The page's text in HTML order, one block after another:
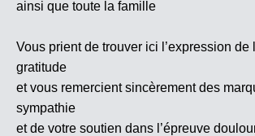
ainsi que toute la famille
Vous prient de trouver ici l’expression de
gratitude
et vous remercient sincèrement des
sympathie
et de votre soutien dans l’épreuve